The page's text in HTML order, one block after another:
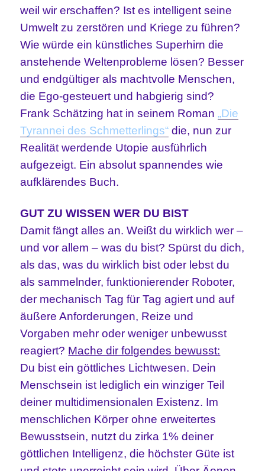
weil wir erschaffen? Ist es intelligent seine
Umwelt zu zerstören und Kriege zu führen?
Wie würde ein künstliches Superhirn die
anstehende Weltenprobleme lösen? Besser
und endgültiger als machtvolle Menschen,
die Ego-gesteuert und habgierig sind?
Frank Schätzing hat in seinem Roman„Die
Tyrannei des Schmetterlings“ die, nun zur
Realität werdende Utopie ausführlich
aufgezeigt. Ein absolut spannendes wie
aufklärendes Buch.
GUT ZU WISSEN WER DU BIST
Damit fängt alles an. Weißt du wirklich wer –
und vor allem – was du bist? Spürst du dich,
als das, was du wirklich bist oder lebst du
als sammelnder, funktionierender Roboter,
der mechanisch Tag für Tag agiert und auf
äußere Anforderungen, Reize und
Vorgaben mehr oder weniger unbewusst
reagiert? Mache dir folgendes bewusst:
Du bist ein göttliches Lichtwesen. Dein
Menschsein ist lediglich ein winziger Teil
deiner multidimensionalen Existenz. Im
menschlichen Körper ohne erweitertes
Bewusstsein, nutzt du zirka 1% deiner
göttlichen Intelligenz, die höchster Güte ist